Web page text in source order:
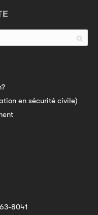
en sécurité civile)
8041